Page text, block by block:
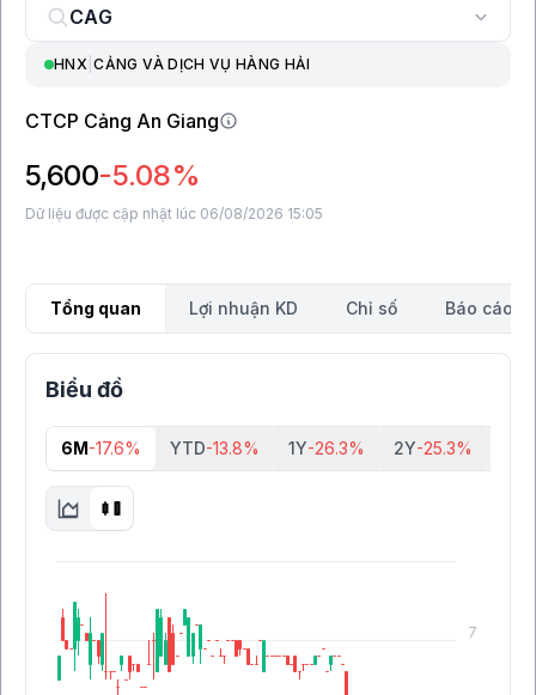
HNX |CẢNG VÀ DỊCH VỤ HÀNG HẢI
CTCP Cảng An Giang
5,600-5.08%
Dữ liệu được cập nhật lúc 06/08/2026 15:05
Tổng quan Lợi nhuận KD Chỉ số Báo cáo
Biểu đồ
6M-17.6% YTD-13.8% 1Y-26.3% 2Y-25.3%
7